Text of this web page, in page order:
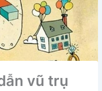
vũ trụ